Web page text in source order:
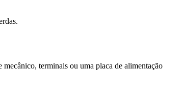
terminais ou uma placa de alimentação